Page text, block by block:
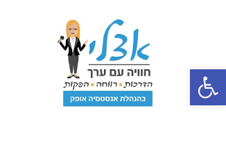
פתח סרגל נגישות